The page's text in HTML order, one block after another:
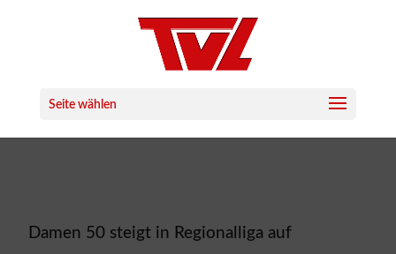
Seite wählen
Damen 50 steigt in Regionalliga auf